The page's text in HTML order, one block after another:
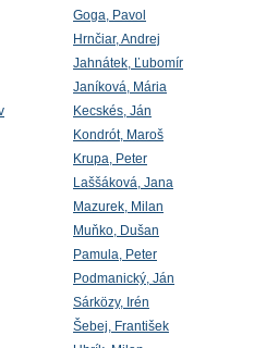
Goga, Pavol
Hrnčiar, Andrej
Jahnátek, Ľubomír
Janíková, Mária
Kecskés, Ján
Kondrót, Maroš
Krupa, Peter
Laššáková, Jana
Mazurek, Milan
Muňko, Dušan
Pamula, Peter
Podmanický, Ján
Sárközy, Irén
Šebej, František